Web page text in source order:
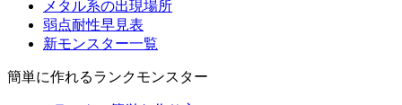
メタル系の出現場所
弱点耐性早見表
新モンスター一覧
簡単に作れるランクモンスター